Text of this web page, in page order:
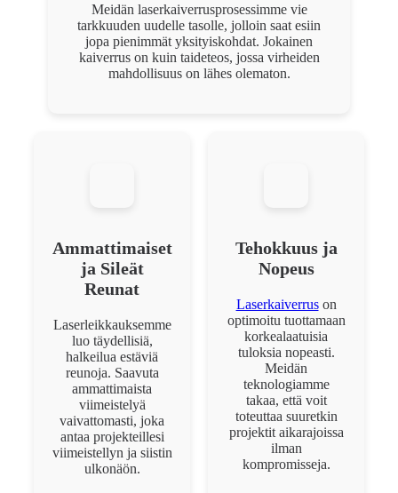
Meidän laserkaiverrusprosessimme vie
tarkkuuden uudelle tasolle, jolloin saat esiin
jopa pienimmät yksityiskohdat. Jokainen
kaiverrus on kuin taideteos, jossa virheiden
mahdollisuus on lähes olematon.
Ammattimaiset
ja Sileät
Reunat
Laserleikkauksemme
luo täydellisiä,
halkeilua estäviä
reunoja. Saavuta
ammattimaista
viimeistelyä
vaivattomasti, joka
antaa projekteillesi
viimeistellyn ja siistin
ulkonäön.
Tehokkuus ja
Nopeus
Laserkaiverruson
optimoitu tuottamaan
korkealaatuisia
tuloksia nopeasti.
Meidän
teknologiamme
takaa, että voit
toteuttaa suuretkin
projektit aikarajoissa
ilman
kompromisseja.